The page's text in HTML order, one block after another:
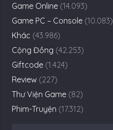
Game Online (14.093)
Game PC – Console (10.083)
Khác (43.986)
Cộng Đồng (42.253)
Giftcode (1.424)
Review (227)
Thư Viện Game (82)
Phim-Truyện (17.312)